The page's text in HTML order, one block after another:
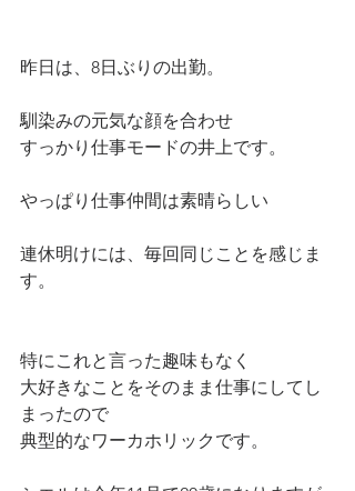
昨日は、8日ぶりの出勤。
馴染みの元気な顔を合わせ
すっかり仕事モードの井上です。
やっぱり仕事仲間は素晴らしい
連休明けには、毎回同じことを感じま
す。
特にこれと言った趣味もなく
大好きなことをそのまま仕事にしてし
まったので
典型的なワーカホリックです。